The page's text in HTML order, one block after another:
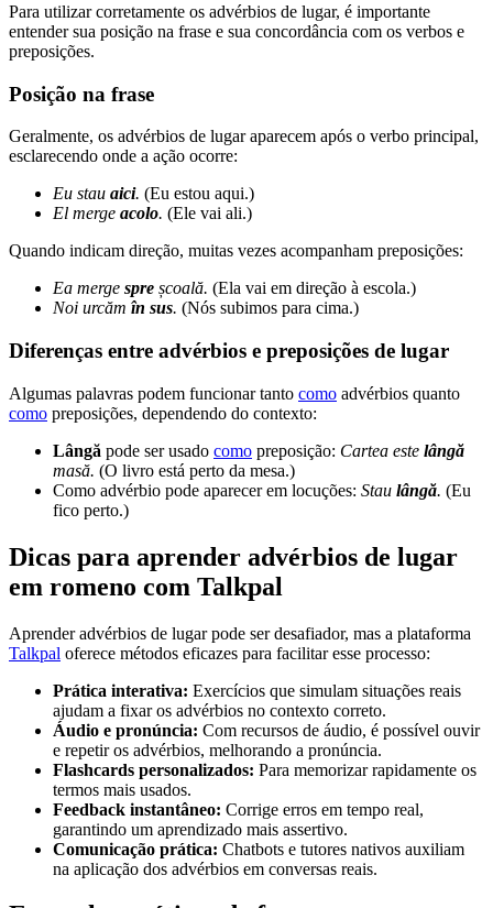
Para utilizar corretamente os advérbios de lugar, é importante
entender sua posição na frase e sua concordância com os verbos e
preposições.
Posição na frase
Geralmente, os advérbios de lugar aparecem após o verbo principal,
esclarecendo onde a ação ocorre:
Eu stau aici. (Eu estou aqui.)
El merge acolo. (Ele vai ali.)
Quando indicam direção, muitas vezes acompanham preposições:
Ea merge spre școală. (Ela vai em direção à escola.)
Noi urcăm în sus. (Nós subimos para cima.)
Diferenças entre advérbios e preposições de lugar
Algumas palavras podem funcionar tanto como advérbios quanto
como preposições, dependendo do contexto:
Lângă pode ser usado como preposição: Cartea este lângă
masă. (O livro está perto da mesa.)
Como advérbio pode aparecer em locuções: Stau lângă. (Eu
fico perto.)
Dicas para aprender advérbios de lugar
em romeno com Talkpal
Aprender advérbios de lugar pode ser desafiador, mas a plataforma
Talkpal oferece métodos eficazes para facilitar esse processo:
Prática interativa: Exercícios que simulam situações reais
ajudam a fixar os advérbios no contexto correto.
Áudio e pronúncia: Com recursos de áudio, é possível ouvir
e repetir os advérbios, melhorando a pronúncia.
Flashcards personalizados: Para memorizar rapidamente os
termos mais usados.
Feedback instantâneo: Corrige erros em tempo real,
garantindo um aprendizado mais assertivo.
Comunicação prática: Chatbots e tutores nativos auxiliam
na aplicação dos advérbios em conversas reais.